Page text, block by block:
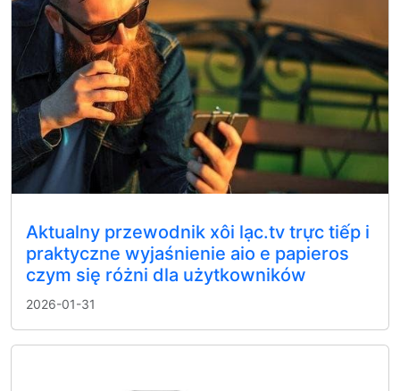
Aktualny przewodnik xôi lạc.tv trực tiếp i
praktyczne wyjaśnienie aio e papieros
czym się różni dla użytkowników
2026-01-31